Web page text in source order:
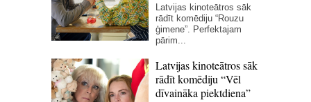
Latvijas kinoteātros sāk
rādīt komēdiju “Rouzu
ģimene”. Perfektajam
pārim...
Latvijas kinoteātros sāk
rādīt komēdiju “Vēl
dīvaināka piektdiena”